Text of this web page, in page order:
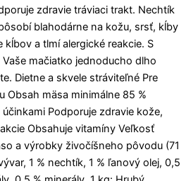
zdravie tráviaci trakt. Nechtík
blahodárne na kožu, srsť, kĺby
kĺbov a tlmí alergické reakcie. S
mačiatko jednoducho dlho
Dietne a skvele stráviteľné Pre
Obsah mäsa minimálne 85 %
Podporuje zdravie kože,
Obsahuje vitamíny Veľkosť
a výrobky živočíšneho pôvodu (71
1 % nechtík, 1 % ľanový olej, 0,5